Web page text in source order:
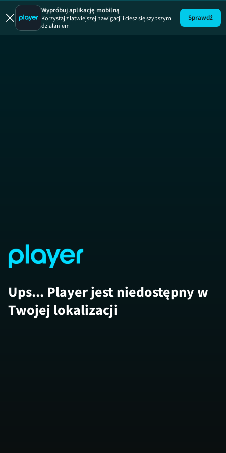
Player Extra
Wypróbuj aplikację mobilną
Korzystaj z łatwiejszej nawigacji i ciesz się szybszym
działaniem
Sprawdź
Ups... Player jest niedostępny w
Twojej lokalizacji